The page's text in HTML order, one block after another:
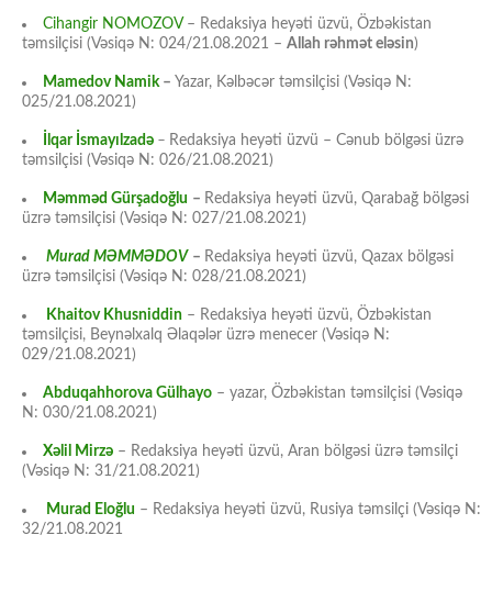
Cihangir NOMOZOV– Redaksiya heyəti üzvü, Özbəkistan
təmsilçisi (Vəsiqə N: 024/21.08.2021 – Allah rəhmət eləsin)
Mamedov Namik– Yazar, Kəlbəcər təmsilçisi (Vəsiqə N:
025/21.08.2021)
İlqar İsmayılzadə – Redaksiya heyəti üzvü – Cənub bölgəsi üzrə
təmsilçisi (Vəsiqə N: 026/21.08.2021)
Məmməd Gürşadoğlu – Redaksiya heyəti üzvü, Qarabağ bölgəsi
üzrə təmsilçisi (Vəsiqə N: 027/21.08.2021)
Murad MƏMMƏDOV – Redaksiya heyəti üzvü, Qazax bölgəsi
üzrə təmsilçisi (Vəsiqə N: 028/21.08.2021)
Khaitov Khusniddin – Redaksiya heyəti üzvü, Özbəkistan
təmsilçisi, Beynəlxalq Əlaqələr üzrə menecer (Vəsiqə N:
029/21.08.2021)
Abduqahhorova Gülhayo – yazar, Özbəkistan təmsilçisi (Vəsiqə
N: 030/21.08.2021)
Xəlil Mirzə – Redaksiya heyəti üzvü, Aran bölgəsi üzrə təmsilçi
(Vəsiqə N: 31/21.08.2021)
Murad Eloğlu – Redaksiya heyəti üzvü, Rusiya təmsilçi (Vəsiqə N:
32/21.08.2021